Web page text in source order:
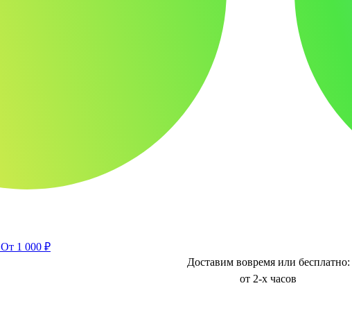
От 1 000 ₽
Доставим вовремя или бесплатно:
от 2-х часов